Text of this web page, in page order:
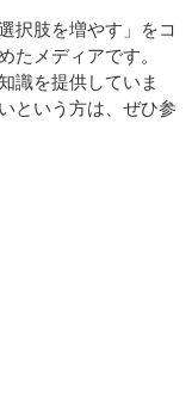
択肢を増やす」をコ
たメディアです。
識を提供していま
という方は、ぜひ参